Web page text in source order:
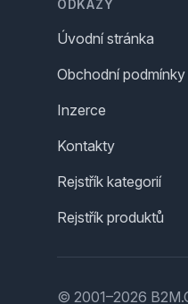
ODKAZY
Úvodní stránka
Obchodní podmínky
Inzerce
Kontakty
Rejstřík kategorií
Rejstřík produktů
© 2001–2026